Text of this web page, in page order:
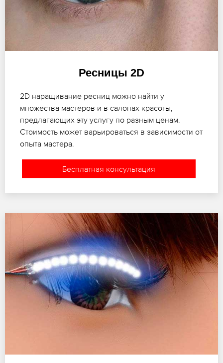
Ресницы 2D
2D наращивание ресниц можно найти у
множества мастеров и в салонах красоты,
предлагающих эту услугу по разным ценам.
Стоимость может варьироваться в зависимости от
опыта мастера.
Бесплатная консультация